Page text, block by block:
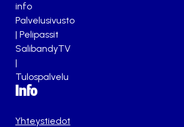
info
Palvelusivusto
| Pelipassit
SalibandyTV
|
Tulospalvelu
Info
Yhteystiedot